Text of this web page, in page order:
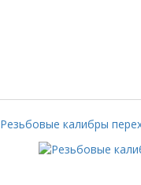
Резьбовые калибры